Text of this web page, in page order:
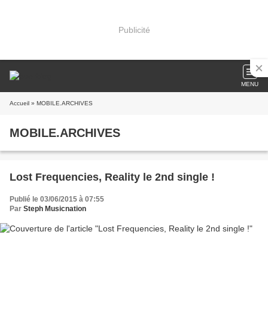
Publicité
MENU
Accueil » MOBILE.ARCHIVES
MOBILE.ARCHIVES
Lost Frequencies, Reality le 2nd single !
Publié le 03/06/2015 à 07:55
Par Steph Musicnation